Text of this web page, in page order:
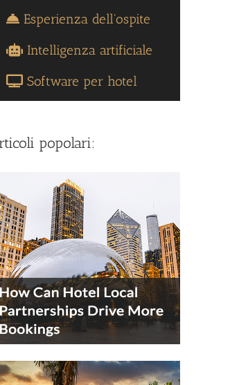
Esperienza dell'ospite
Intelligenza artificiale
Software per hotel
popolari: